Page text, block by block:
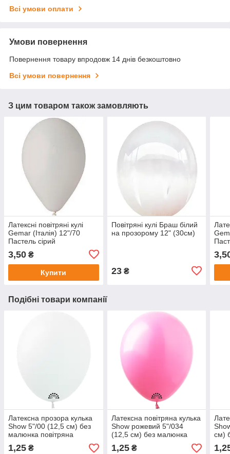
Всі умови оплати
Умови повернення
Повернення товару впродовж 14 днів безкоштовно
Всі умови повернення
З цим товаром також замовляють
Латексні повітряні кулі
Gemar (Італія) 12"/70
Пастель сірий
3,50 ₴
Купити
Повітряні кулі Браш білий
на прозорому 12" (30см)
23₴
Подібні товари компанії
Латексна прозора кулька
Show 5"/00 (12,5 см) без
малюнка повітряна
1,25 ₴
Латексна повітряна кулька
Show рожевий 5"/034
(12,5 см) без малюнка
1,25₴
см)